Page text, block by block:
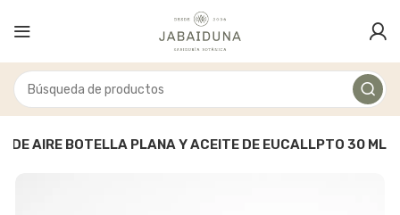
DE AIRE BOTELLA PLANA Y ACEITE DE EUCALLPTO 30 ML